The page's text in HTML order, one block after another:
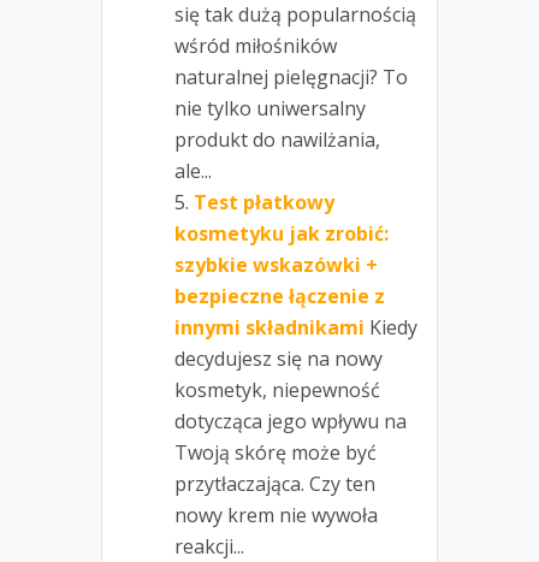
się tak dużą popularnością
wśród miłośników
naturalnej pielęgnacji? To
nie tylko uniwersalny
produkt do nawilżania,
ale...
Test płatkowy
kosmetyku jak zrobić:
szybkie wskazówki +
bezpieczne łączenie z
innymi składnikami Kiedy
decydujesz się na nowy
kosmetyk, niepewność
dotycząca jego wpływu na
Twoją skórę może być
przytłaczająca. Czy ten
nowy krem nie wywoła
reakcji...